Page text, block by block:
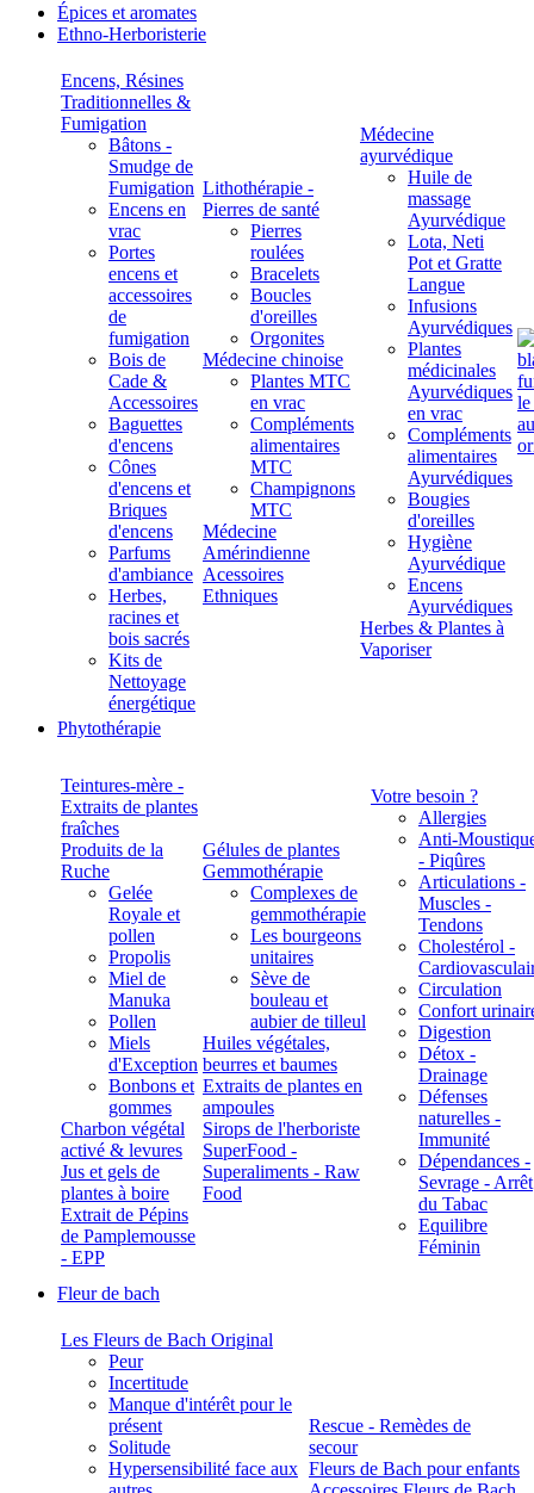
Épices et aromates
Ethno-Herboristerie
Encens, Résines
Traditionnelles &
Fumigation
Bâtons -
Smudge de
Fumigation
Encens en
vrac
Portes
encens et
accessoires
de
fumigation
Bois de
Cade &
Accessoires
Baguettes
d'encens
Cônes
d'encens et
Briques
d'encens
Parfums
d'ambiance
Herbes,
racines et
bois sacrés
Kits de
Nettoyage
énergétique
Lithothérapie -
Pierres de santé
Pierres
roulées
Bracelets
Boucles
d'oreilles
Orgonites
Médecine chinoise
Plantes MTC
en vrac
Compléments
alimentaires
MTC
Champignons
MTC
Médecine
Amérindienne
Acessoires
Ethniques
Médecine
ayurvédique
Huile de
massage
Ayurvédique
Lota, Neti
Pot et Gratte
Langue
Infusions
Ayurvédiques
Plantes
médicinales
Ayurvédiques
en vrac
Compléments
alimentaires
Ayurvédiques
Bougies
d'oreilles
Hygiène
Ayurvédique
Encens
Ayurvédiques
Herbes & Plantes à
Vaporiser
Phytothérapie
Teintures-mère -
Extraits de plantes
fraîches
Produits de la
Ruche
Gelée
Royale et
pollen
Propolis
Miel de
Manuka
Pollen
Miels
d'Exception
Bonbons et
gommes
Charbon végétal
activé & levures
Jus et gels de
plantes à boire
Extrait de Pépins
de Pamplemousse
- EPP
Gélules de plantes
Gemmothérapie
Complexes de
gemmothérapie
Les bourgeons
unitaires
Sève de
bouleau et
aubier de tilleul
Huiles végétales,
beurres et baumes
Extraits de plantes en
ampoules
Sirops de l'herboriste
SuperFood -
Superaliments - Raw
Food
Votre besoin ?
Allergies
Anti-
- Piqûres
Articulations -
Muscles -
Tendons
Cholestérol -
Circulation
Confort
Digestion
Détox -
Drainage
Défenses
naturelles -
Immunité
Dépendances -
Sevrage - Arrêt
du Tabac
Equilibre
Féminin
Fleur de bach
Les Fleurs de Bach Original
Peur
Incertitude
Manque d'intérêt pour le
présent
Solitude
Hypersensibilité face aux
Rescue - Remèdes de
secour
Fleurs de Bach pour enfants